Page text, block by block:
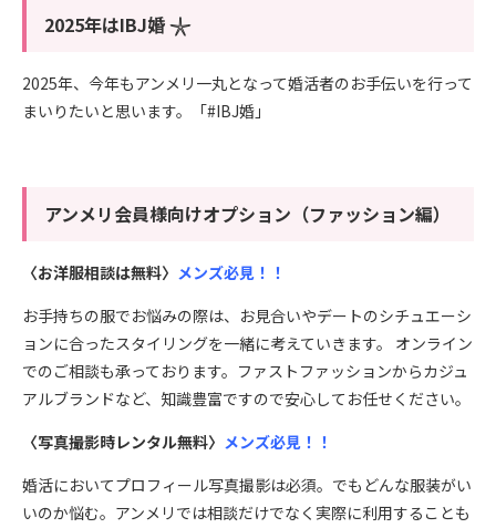
2025年はIBJ婚 𓇼
2025年、今年もアンメリ一丸となって婚活者のお手伝いを行って
まいりたいと思います。「#IBJ婚」
アンメリ会員様向けオプション（ファッション編）
〈お洋服相談は無料〉 メンズ必見！！
お手持ちの服でお悩みの際は、お見合いやデートのシチュエーシ
ョンに合ったスタイリングを一緒に考えていきます。 オンライン
でのご相談も承っております。ファストファッションからカジュ
アルブランドなど、知識豊富ですので安心してお任せください。
〈写真撮影時レンタル無料〉 メンズ必見！！
婚活においてプロフィール写真撮影は必須。でもどんな服装がい
いのか悩む。アンメリでは相談だけでなく実際に利用することも